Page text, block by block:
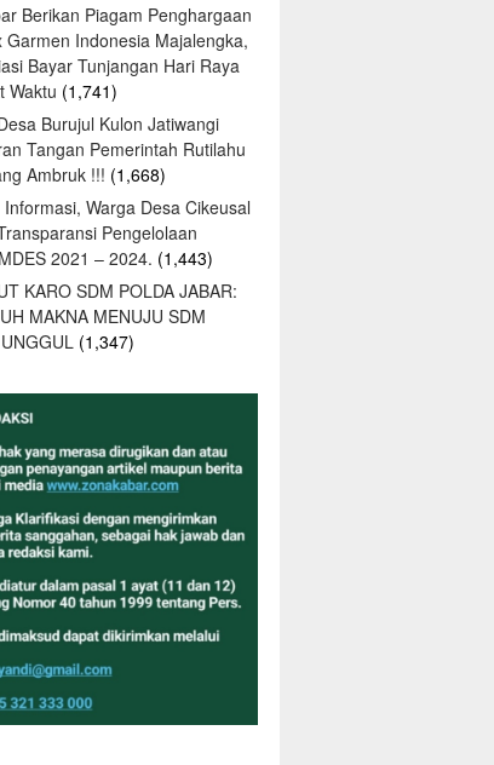
Berikan Piagam Penghargaan
Garmen Indonesia Majalengka,
Bayar Tunjangan Hari Raya
Waktu (1,741)
Burujul Kulon Jatiwangi
Tangan Pemerintah Rutilahu
Ambruk !!! (1,668)
Warga Desa Cikeusal
Pengelolaan
2021 – 2024. (1,443)
KARO SDM POLDA JABAR:
MAKNA MENUJU SDM
(1,347)